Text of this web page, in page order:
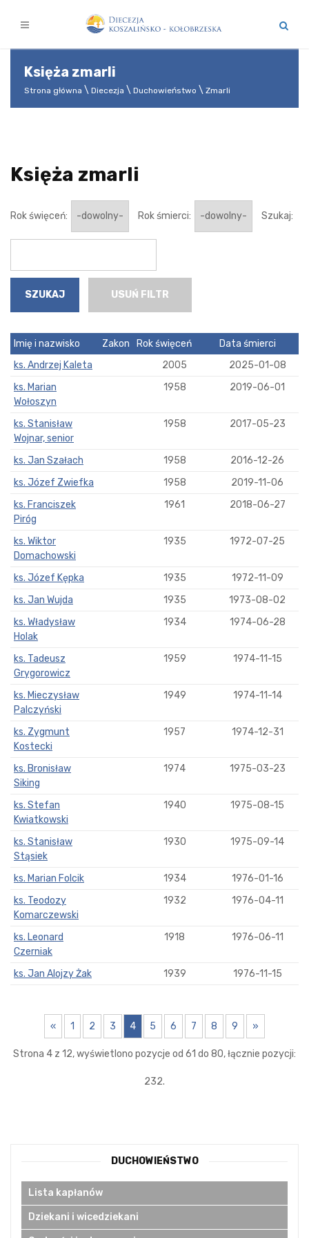
Księża zmarli
Strona główna Diecezja Duchowieństwo Zmarli
Księża zmarli
Rok święceń: Rok śmierci: Szukaj:
USUŃ FILTR
Imię i nazwisko Zakon Rok święceń
Data śmierci
ks. Andrzej Kaleta
2005
2025-01-08
ks. Marian
Wołoszyn
1958 2019-06-01
ks. Stanisław
Wojnar, senior
1958 2017-05-23
ks. Jan Szałach 1958
2016-12-26
ks. Józef Zwiefka
1958
2019-11-06
ks. Franciszek
Piróg
1961 2018-06-27
ks. Wiktor
Domachowski
1935 1972-07-25
ks. Józef Kępka 1935
1972-11-09
ks. Jan Wujda
1935
1973-08-02
ks. Władysław
Holak
1934 1974-06-28
ks. Tadeusz
Grygorowicz
1959 1974-11-15
ks. Mieczysław
Palczyński
1949 1974-11-14
ks. Zygmunt
Kostecki
1957 1974-12-31
ks. Bronisław
Siking
1974 1975-03-23
ks. Stefan
Kwiatkowski
1940 1975-08-15
ks. Stanisław
Stąsiek
1930 1975-09-14
ks. Marian Folcik 1934
1976-01-16
ks. Teodozy
Komarczewski
1932 1976-04-11
ks. Leonard
Czerniak
1918 1976-06-11
ks. Jan Alojzy Żak 1939 1976-11-15
« 1 2 3 4 5 6 7 8 9 »
Strona 4 z 12, wyświetlono pozycje od 61 do 80, łącznie pozycji:
232.
DUCHOWIEŃSTWO
Lista kapłanów
Dziekani i wicedziekani